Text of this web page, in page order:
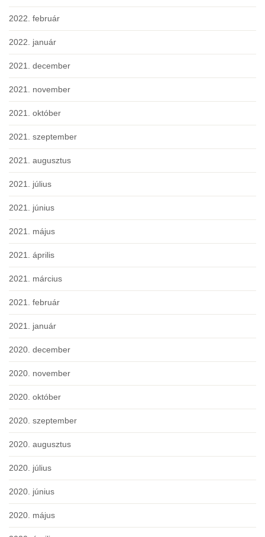
2022. február
2022. január
2021. december
2021. november
2021. október
2021. szeptember
2021. augusztus
2021. július
2021. június
2021. május
2021. április
2021. március
2021. február
2021. január
2020. december
2020. november
2020. október
2020. szeptember
2020. augusztus
2020. július
2020. június
2020. május